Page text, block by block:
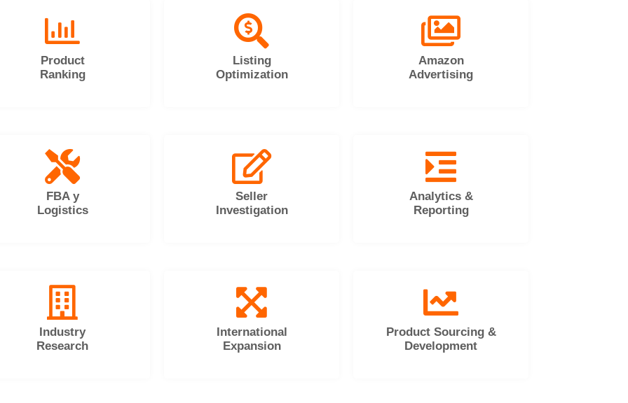
Product
Ranking
Listing
Optimization
Amazon
Advertising
FBA y
Logistics
Seller
Investigation
Analytics &
Reporting
Industry
Research
International
Expansion
Product Sourcing &
Development